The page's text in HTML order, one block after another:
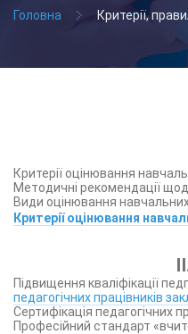
Головна Критерії,
Критерії оцінювання
Методичні рекомендації
Види оцінювання
Критерії оцінювання
Підвищення кваліфікації
педагогічних працівників
Сертифікація педагогічних
Професійний стандарт